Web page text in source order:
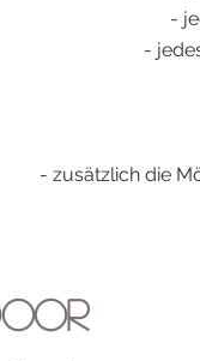
-
-
- zusätzlich die